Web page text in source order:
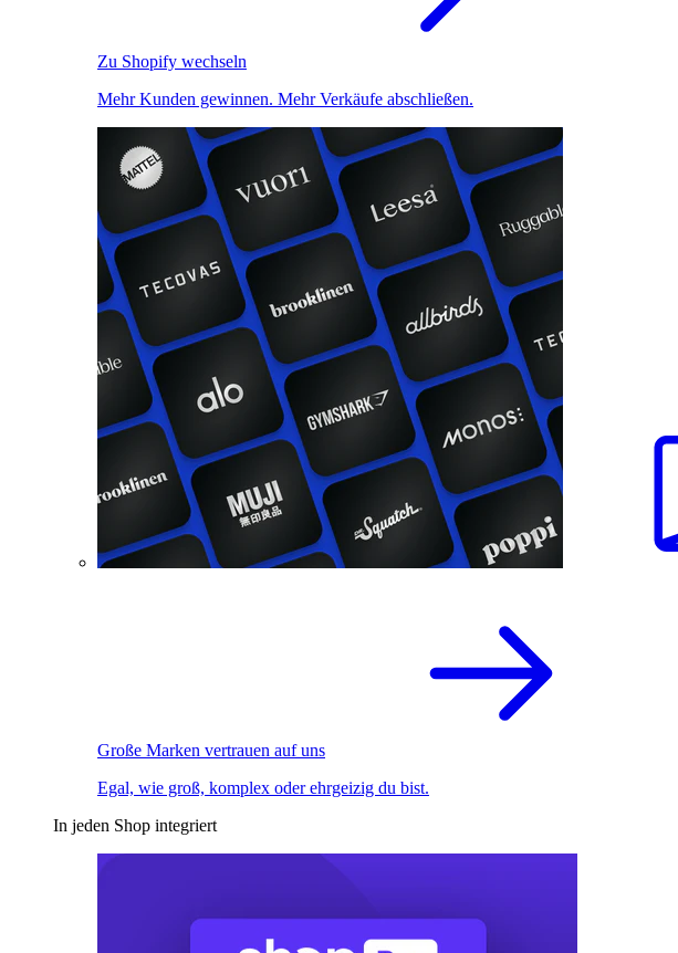
Zu Shopify wechseln
Mehr Kunden gewinnen. Mehr Verkäufe abschließen.
Große Marken vertrauen auf uns
Egal, wie groß, komplex oder ehrgeizig du bist.
In jeden Shop integriert